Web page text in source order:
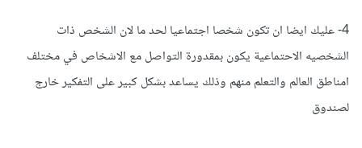
4- عليك ايضا ان تكون شخصا اجتماعيا لحد ما لان الشخص ذات
الشخصيه الاحتماعية يكون بمقدورة التواصل مع الاشخاص في مختلف
امناطق العالم والتعلم منهم وذلك يساعد بشكل كبير على التفكير خارج
لصندوق